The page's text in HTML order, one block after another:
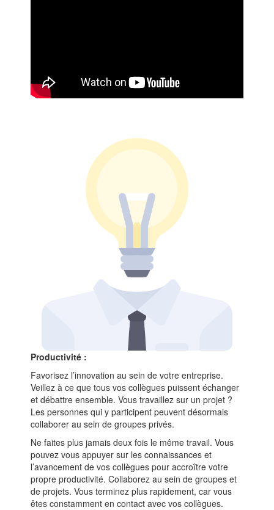
Productivité :
Favorisez l’innovation au sein de votre entreprise.
Veillez à ce que tous vos collègues puissent échanger
et débattre ensemble. Vous travaillez sur un projet ?
Les personnes qui y participent peuvent désormais
collaborer au sein de groupes privés.
Ne faites plus jamais deux fois le même travail. Vous
pouvez vous appuyer sur les connaissances et
l’avancement de vos collègues pour accroître votre
propre productivité. Collaborez au sein de groupes et
de projets. Vous terminez plus rapidement, car vous
êtes constamment en contact avec vos collègues.